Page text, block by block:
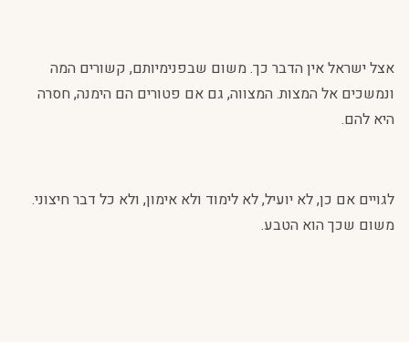
אצל ישראל אין הדבר כך. משום שבפנימיותם, קשורים המה
ונמשכים אל המצות. המצווה, גם אם פטורים הם הימנה, חסרה
היא להם.
לגויים אם כן, לא יועיל, לא לימוד ולא אימון, ולא כל דבר חיצוני.
משום שכך הוא הטבע.